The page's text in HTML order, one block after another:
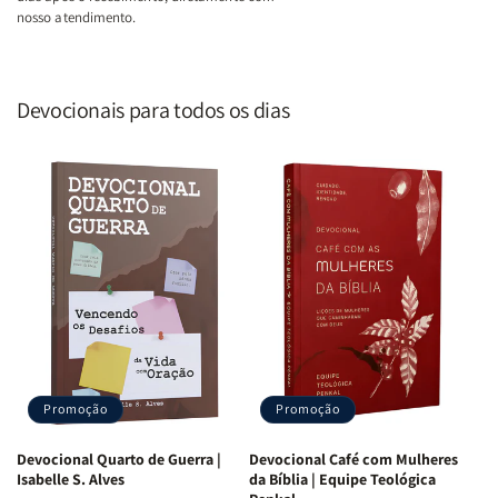
nosso atendimento.
Devocionais para todos os dias
Promoção
Devocional Quarto de Guerra |
Isabelle S. Alves
Promoção
Devocional Café com Mulheres
da Bíblia | Equipe Teológica